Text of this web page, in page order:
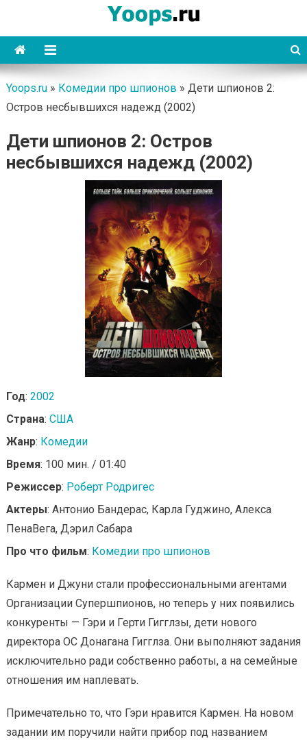
content
Yoops
Yoops.ru» Комедии про шпионов » Дети шпионов 2:
Остров несбывшихся надежд (2002)
Дети шпионов 2: Остров
несбывшихся надежд (2002)
Год: 2002
Страна: США
Жанр: Комедии
Время: 100 мин. / 01:40
Режиссер: Роберт Родригес
Актеры: Антонио Бандерас, Карла Гуджино, Алекса
ПенаВега, Дэрил Сабара
Про что фильм: Комедии про шпионов
Кармен и Джуни стали профессиональными агентами
Организации Супершпионов, но теперь у них появились
конкуренты — Гэри и Герти Гигглзы, дети нового
директора ОС Донагана Гигглза. Они выполняют задания
исключительно ради собственно работы, а на семейные
отношения им наплевать.
Примечательно то, что Гэри нравится Кармен. На новом
задании им поручили найти прибор под названием